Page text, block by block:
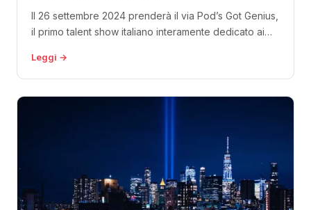
Il 26 settembre 2024 prenderà il via Pod’s Got Genius,
il primo talent show italiano interamente dedicato ai
Leggi →